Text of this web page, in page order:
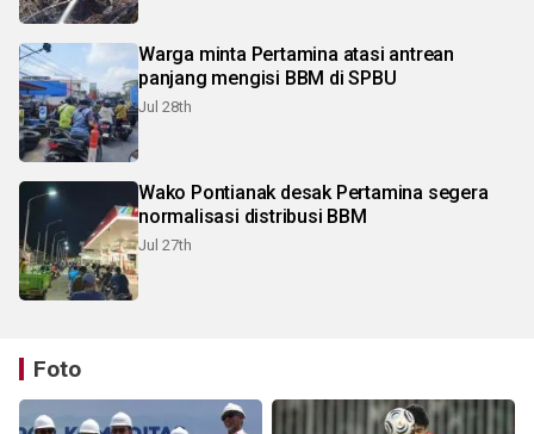
Warga minta Pertamina atasi antrean
panjang mengisi BBM di SPBU
Jul 28th
Wako Pontianak desak Pertamina segera
normalisasi distribusi BBM
Jul 27th
Foto